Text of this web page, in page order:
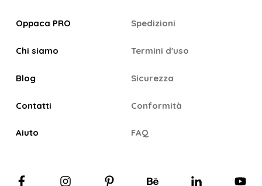
Oppaca PRO
Chi siamo
Blog
Contatti
Aiuto
Spedizioni
Termini d'uso
Sicurezza
Conformità
FAQ